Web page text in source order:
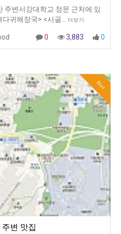
주변서강대학교 정문 근처에 있
귀해장국> <사골…
더보기
0 3,883 0
Hot
변 맛집